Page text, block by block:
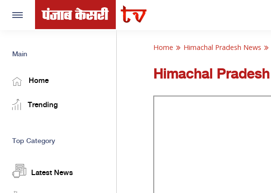
Toggle
Main
Home
Trending
Top Category
Latest News
Home Himachal Pradesh News
Himachal Pradesh